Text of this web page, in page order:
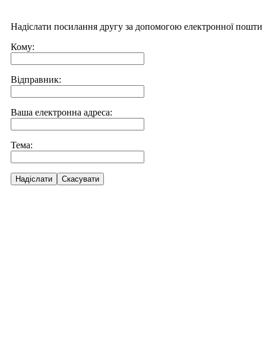
Надіслати посилання другу за допомогою електронної пошти
Кому:
Відправник:
Ваша електронна адреса:
Тема:
Надіслати Скасувати